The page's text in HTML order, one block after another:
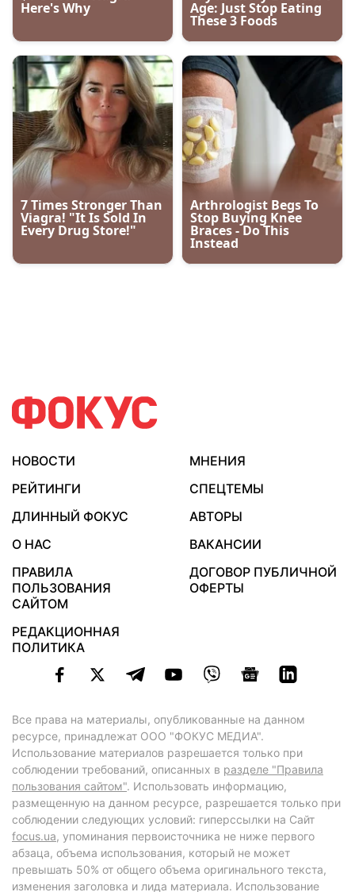
НОВОСТИ
МНЕНИЯ
РЕЙТИНГИ
СПЕЦТЕМЫ
ДЛИННЫЙ ФОКУС
АВТОРЫ
О НАС
ВАКАНСИИ
ПРАВИЛА
ПОЛЬЗОВАНИЯ
САЙТОМ
ДОГОВОР ПУБЛИЧНОЙ
ОФЕРТЫ
РЕДАКЦИОННАЯ
ПОЛИТИКА
Все права на материалы, опубликованные на данном
ресурсе, принадлежат ООО "ФОКУС МЕДИА".
Использование материалов разрешается только при
соблюдении требований, описанных в разделе "Правила
пользования сайтом". Использовать информацию,
размещенную на данном ресурсе, разрешается только при
соблюдении следующих условий: гиперссылки на Сайт
focus.ua, упоминания первоисточника не ниже первого
абзаца, объема использования, который не может
превышать 50% от общего объема оригинального текста,
изменения заголовка и лида материала. Использование